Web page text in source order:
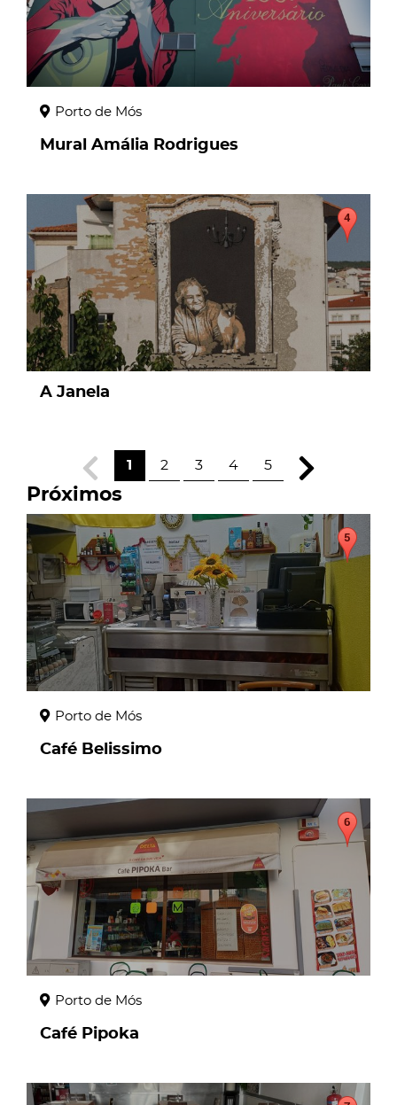
Porto de Mós
Mural Amália Rodrigues
page
A Janela
1 2 3 4 5
Próximos
page
Porto de Mós
Café Belissimo
page
Porto de Mós
Café Pipoka
page